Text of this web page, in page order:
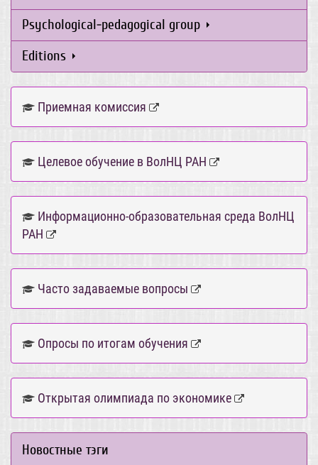
Psychological-pedagogical group
Editions
Приемная комиссия
Целевое обучение в ВолНЦ РАН
Информационно-образовательная среда ВолНЦ
РАН
Часто задаваемые вопросы
Опросы по итогам обучения
Открытая олимпиада по экономике
Новостные тэги